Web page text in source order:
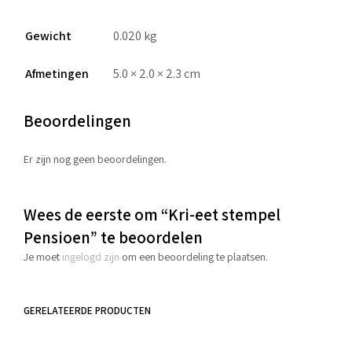
Gewicht 0.020 kg
Afmetingen 5.0 × 2.0 × 2.3 cm
Beoordelingen
Er zijn nog geen beoordelingen.
Wees de eerste om “Kri-eet stempel
Pensioen” te beoordelen
Je moet ingelogd zijn om een beoordeling te plaatsen.
GERELATEERDE PRODUCTEN